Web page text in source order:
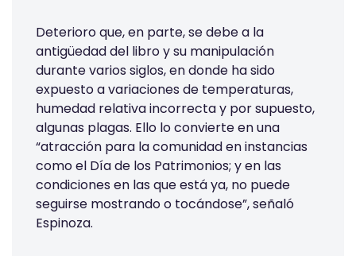
Deterioro que, en parte, se debe a la
antigüedad del libro y su manipulación
durante varios siglos, en donde ha sido
expuesto a variaciones de temperaturas,
humedad relativa incorrecta y por supuesto,
algunas plagas. Ello lo convierte en una
“atracción para la comunidad en instancias
como el Día de los Patrimonios; y en las
condiciones en las que está ya, no puede
seguirse mostrando o tocándose”, señaló
Espinoza.